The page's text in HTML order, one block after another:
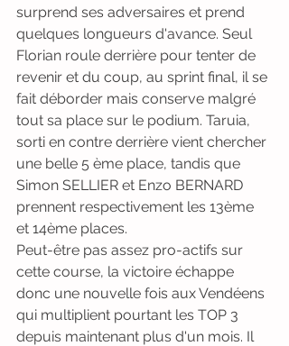
surprend ses adversaires et prend
quelques longueurs d'avance. Seul
Florian roule derrière pour tenter de
revenir et du coup, au sprint final, il se
fait déborder mais conserve malgré
tout sa place sur le podium. Taruia,
sorti en contre derrière vient chercher
une belle 5 ème place, tandis que
Simon SELLIER et Enzo BERNARD
prennent respectivement les 13ème
et 14ème places.
Peut-être pas assez pro-actifs sur
cette course, la victoire échappe
donc une nouvelle fois aux Vendéens
qui multiplient pourtant les TOP 3
depuis maintenant plus d'un mois. Il